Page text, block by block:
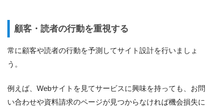
顧客・読者の行動を重視する
常に顧客や読者の行動を予測してサイト設計を行いましょ
う。
例えば、Webサイトを見てサービスに興味を持っても、お問
い合わせや資料請求のページが見つからなければ機会損失に